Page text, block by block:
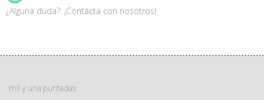
¿Alguna duda?: ¡Contácta con nosotros!
mil y una puntadas